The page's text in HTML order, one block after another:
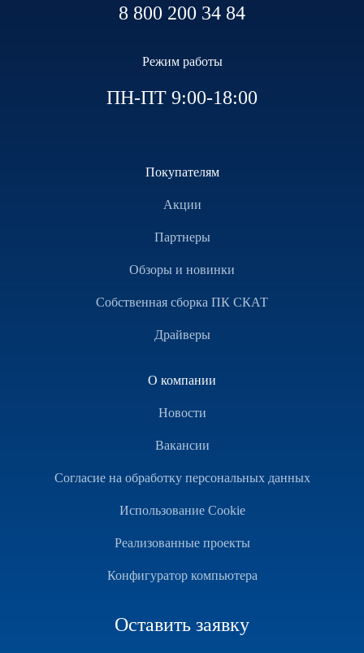
8 800 200 34 84
Режим работы
ПН-ПТ 9:00-18:00
Покупателям
Акции
Партнеры
Обзоры и новинки
Собственная сборка ПК СКАТ
Драйверы
О компании
Новости
Вакансии
Согласие на обработку персональных данных
Использование Cookie
Реализованные проекты
Конфигуратор компьютера
Оставить заявку